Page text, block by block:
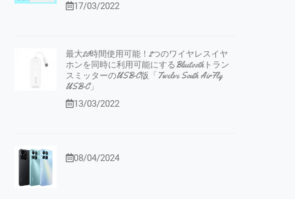
17/03/2022
最大20時間使用可能！2つのワイヤレスイヤ
ホンを同時に利用可能にするBluetoothトラン
スミッターのUSB-C版「Twelve South AirFly
USB-C」
13/03/2022
08/04/2024